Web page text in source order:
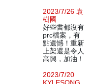
2023/7/26 袁
樹國
好些書都沒有
prc檔案，有
點遺憾！重新
上架還是令人
高興，加油！
2023/7/20